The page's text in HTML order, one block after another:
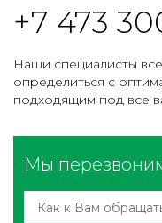
+7 473
Наши специалисты
определиться с
подходящим под все
Мы